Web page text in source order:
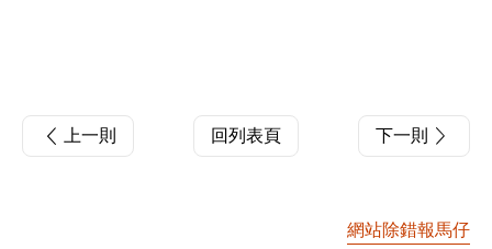
上一則 回列表頁 下一則
網站除錯報馬仔